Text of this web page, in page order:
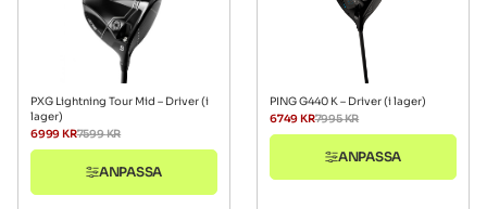
PXG Lightning Tour Mid – Driver (i
lager)
7599KR
6999KR
ANPASSA
PING G440 K – Driver (i lager)
7995KR
6749KR
ANPASSA